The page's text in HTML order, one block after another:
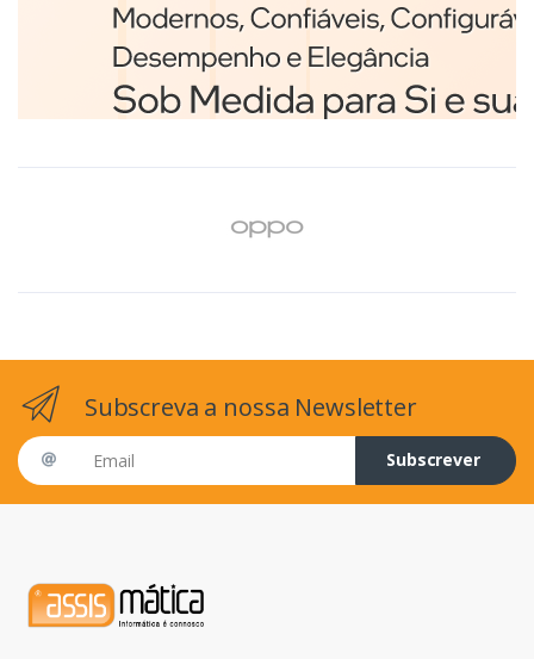
€98,75
Subscreva a nossa Newsletter
Email address
Subscrever